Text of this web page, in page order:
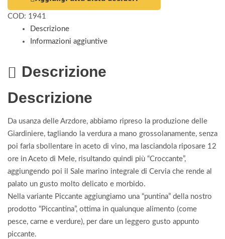
COD: 1941
Descrizione
Informazioni aggiuntive
Descrizione
Descrizione
Da usanza delle Arzdore, abbiamo ripreso la produzione delle
Giardiniere, tagliando la verdura a mano grossolanamente, senza
poi farla sbollentare in aceto di vino, ma lasciandola riposare 12
ore in Aceto di Mele, risultando quindi più “Croccante”,
aggiungendo poi il Sale marino integrale di Cervia che rende al
palato un gusto molto delicato e morbido.
Nella variante Piccante aggiungiamo una “puntina” della nostro
prodotto “Piccantina”, ottima in qualunque alimento (come
pesce, carne e verdure), per dare un leggero gusto appunto
piccante.